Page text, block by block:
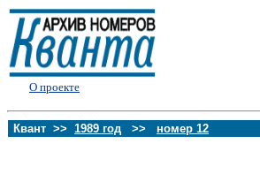
О проекте
Квант >> 1989 год >> номер 12